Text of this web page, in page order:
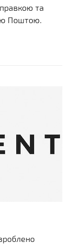
та
Поштою.